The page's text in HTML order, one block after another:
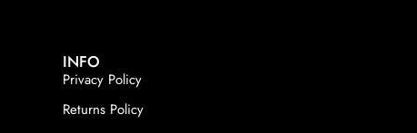
INFO
Privacy Policy
Returns Policy